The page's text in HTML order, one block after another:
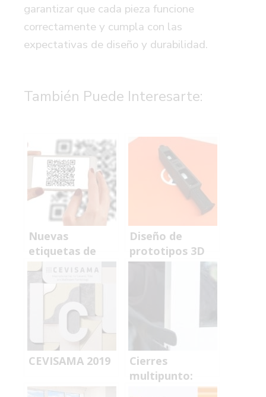
garantizar que cada pieza funcione
correctamente y cumpla con las
expectativas de diseño y durabilidad.
También Puede Interesarte:
Nuevas
etiquetas de
producto
Diseño de
prototipos 3D
CEVISAMA 2019
Cierres
multipunto: